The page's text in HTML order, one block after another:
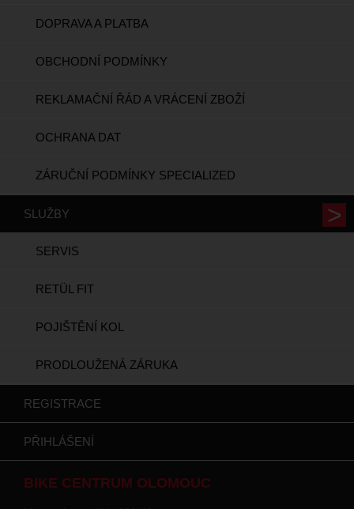
DOPRAVA A PLATBA
OBCHODNÍ PODMÍNKY
REKLAMAČNÍ ŘÁD A VRÁCENÍ ZBOŽÍ
OCHRANA DAT
ZÁRUČNÍ PODMÍNKY SPECIALIZED
SLUŽBY
SERVIS
RETÜL FIT
POJIŠTĚNÍ KOL
PRODLOUŽENÁ ZÁRUKA
REGISTRACE
PŘIHLÁŠENÍ
BIKE CENTRUM OLOMOUC